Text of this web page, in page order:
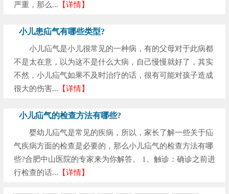
严重，那么... 【详情】
小儿患疝气有哪些类型?
小儿疝气是小儿很常见的一种病，有的父母对于此病都
不是太在意，以为这不是什么大病，自己慢慢就好了，其实
不然，小儿疝气如果不及时治疗的话，很有可能对孩子造成
很大的伤害... 【详情】
小儿疝气的检查方法有哪些?
婴幼儿疝气是常见的疾病，所以，家长了解一些关于疝
气疾病方面的检查是必要的，那么小儿疝气的检查方法有哪
些?合肥中山医院的专家来为你解答。 1、触诊：确诊之前进
行检查的话... 【详情】